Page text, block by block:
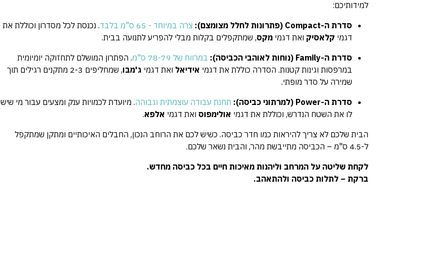
למידותיכם:
סדרת ה-Compact (פתרונות לחלל מצומצם):
צרה במיוחד - 65 ס"מ בלבד
. נכנסת לכל מסדרון וכוללת את
דגמי קלאסיק ואת דגמי מקס, שמתקפלים בקלות מבלי להפריע לתנועה בבית.
סדרת ה-Family (נוחות לאוהבי הכביסה):
במרווח של 78-79 ס"מ
. הפתרון המושלם לתחזוקה יומיומית
במרפסות וגינות קטנות. הסדרה כוללת את דגמי אידיאל ואת דגמי ג'מבו
, שמחליפים 2-3 מתקנים רגילים תוך
שמירה על סדר מופתי.
סדרת ה-Power (למרתוני כביסה):
תחנת עבודה עוצמתית וגבוהה. מיועדת לכמויות ענק ומצעים עבור מי שיש
לו את השטח הנדרש, וכוללת את דגמי אולימפוס ואת דגמי אלפא.
הבית שלכם לא צריך להיראות כמו חדר כביסה. כשיש לכם את הרוחב הנכון, החבלים האיכותיים ומתקן שמתקפל
ל-4.5 ס"מ – הכביסה מתייבשת מהר, והבית נשאר שלכם.
לקחת שליטה על המרחב וליהנות מאיכות חיים בכל כביסה מחדש.
ברקת – לתלות כביסה ולהתאהב.